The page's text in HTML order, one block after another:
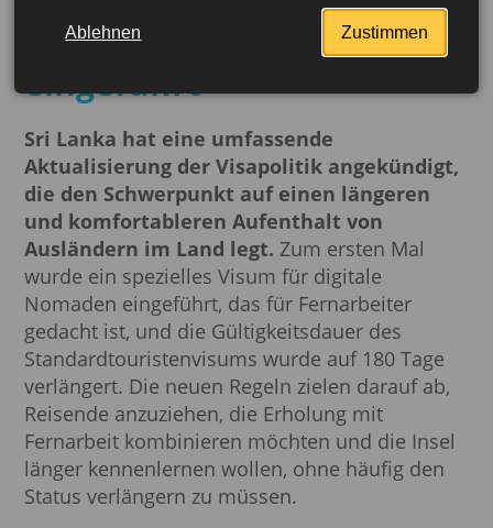
jetzt beantragen
ein 180-Tage-Visum
eingeführt
Sri Lanka hat eine umfassende
Aktualisierung der Visapolitik angekündigt,
die den Schwerpunkt auf einen längeren
und komfortableren Aufenthalt von
Ausländern im Land legt. Zum ersten Mal
wurde ein spezielles Visum für digitale
Nomaden eingeführt, das für Fernarbeiter
gedacht ist, und die Gültigkeitsdauer des
Standardtouristenvisums wurde auf 180 Tage
verlängert. Die neuen Regeln zielen darauf ab,
Reisende anzuziehen, die Erholung mit
Fernarbeit kombinieren möchten und die Insel
länger kennenlernen wollen, ohne häufig den
Status verlängern zu müssen.
Ablehnen Zustimmen